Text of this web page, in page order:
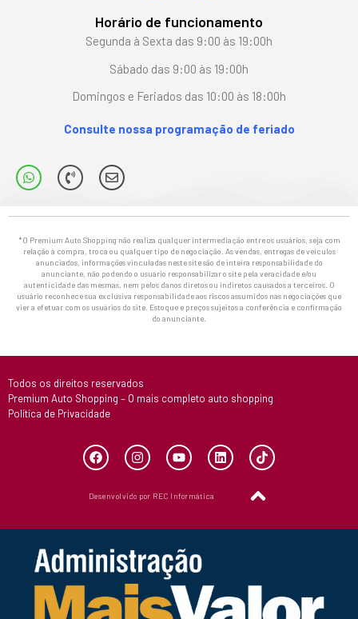
Horário de funcionamento
Segunda à Sexta das 9:00 às 19:00h
Sábado das 9:00 às 19:00h
Domingos e Feriados das 10:00 às 18:00h
Consulte nossa programação de feriado
*O Premium Auto Shopping não realiza qualquer intermediação entre os usuários, seja com
relação à compra, troca ou qualquer tipo de negociação. As vendas, entregas de veículos
anunciados, informações vinculadas neste site são de inteira responsabilidade do
anunciante, não podendo o usuário responsabilizar o site pela veracidade e/ou
autenticidade das mesmas, nem pelos danos diretos ou indiretos causados a terceiros. O
usuário reconhece sua exclusiva responsabilidade aos riscos assumidos nas negociações que
vier a efetuar com os usuários do site. Estoque e preços sujeitos a conferência e confirmação
do anunciante.
Todos os direitos reservados
Premium Auto Shopping – O mais completo auto shopping
Política de Privacidade
Desenvolvido por REC Informática